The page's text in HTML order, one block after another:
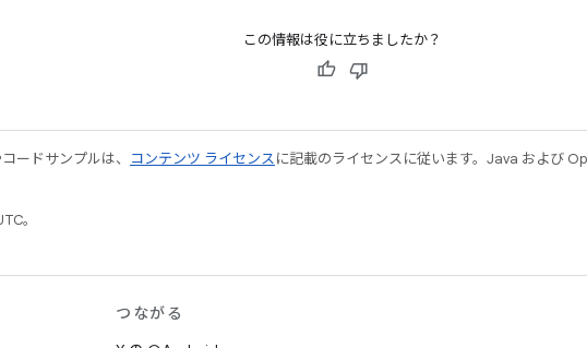
この情報は役に立ちましたか？
ードサンプルは、 コンテンツ ライセンスに記載のライセンスに従います。Java および
。
つながる